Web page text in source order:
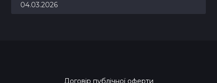
04.03.2026
Договір публічної оферти